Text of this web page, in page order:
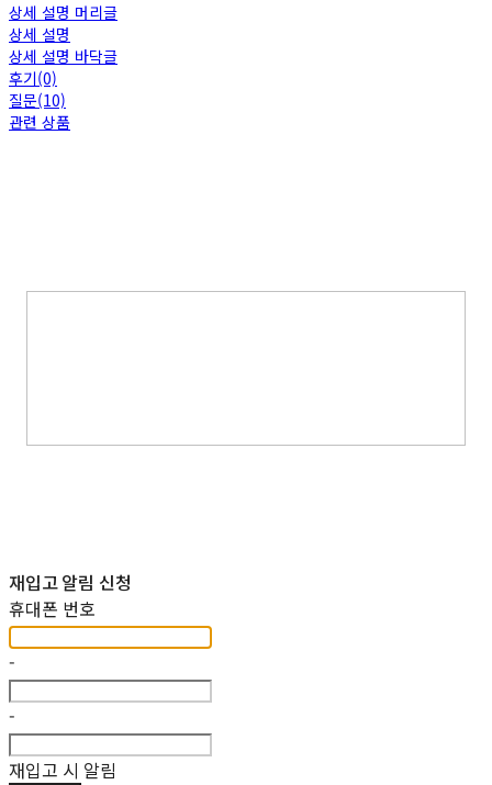
상세 설명 머리글
상세 설명
상세 설명 바닥글
후기(0)
질문(10)
관련 상품
재입고 알림 신청
휴대폰 번호
-
-
재입고 시 알림